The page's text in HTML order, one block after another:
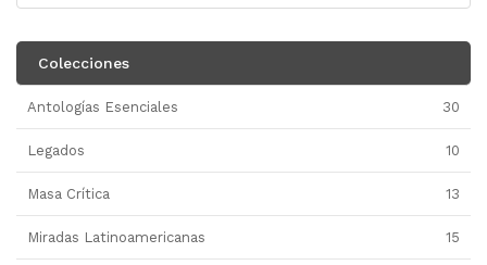
Colecciones
Antologías Esenciales 30
Legados 10
Masa Crítica 13
Miradas Latinoamericanas 15